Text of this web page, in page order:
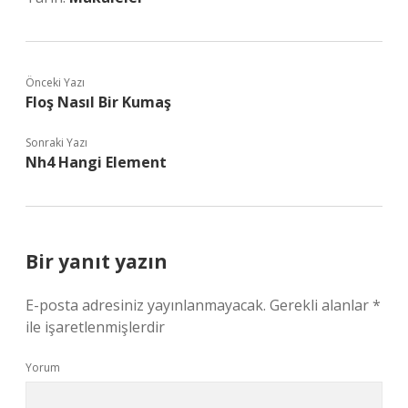
Önceki Yazı
Floş Nasıl Bir Kumaş
Sonraki Yazı
Nh4 Hangi Element
Bir yanıt yazın
E-posta adresiniz yayınlanmayacak. Gerekli alanlar*
ile işaretlenmişlerdir
Yorum